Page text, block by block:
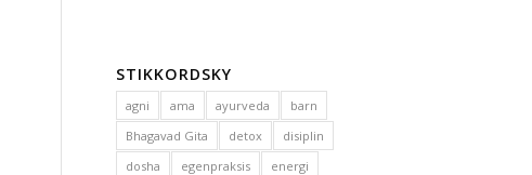
STIKKORDSKY
agni ama ayurveda
barn
Bhagavad Gita
detox
disiplin
dosha
egenpraksis
energi